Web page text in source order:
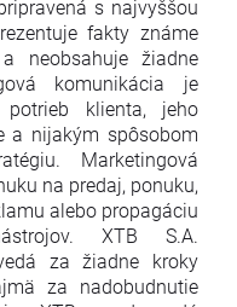
s najvyššou
fakty známe
neobsahuje žiadne
komunikácia je
potrieb klienta, jeho
a nijakým spôsobom
Marketingová
na predaj, ponuku,
alebo propagáciu
XTB S.A.
za žiadne kroky
za nadobudnutie